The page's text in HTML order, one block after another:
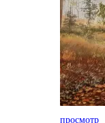
просмотр